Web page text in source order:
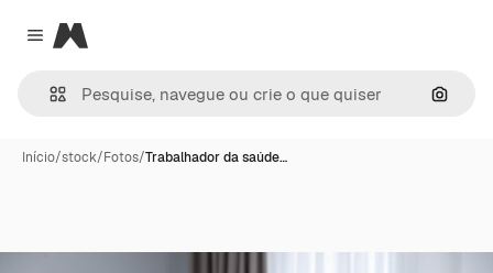
Close menu
Magnific
Início/stock/Fotos/Trabalhador da saúde…